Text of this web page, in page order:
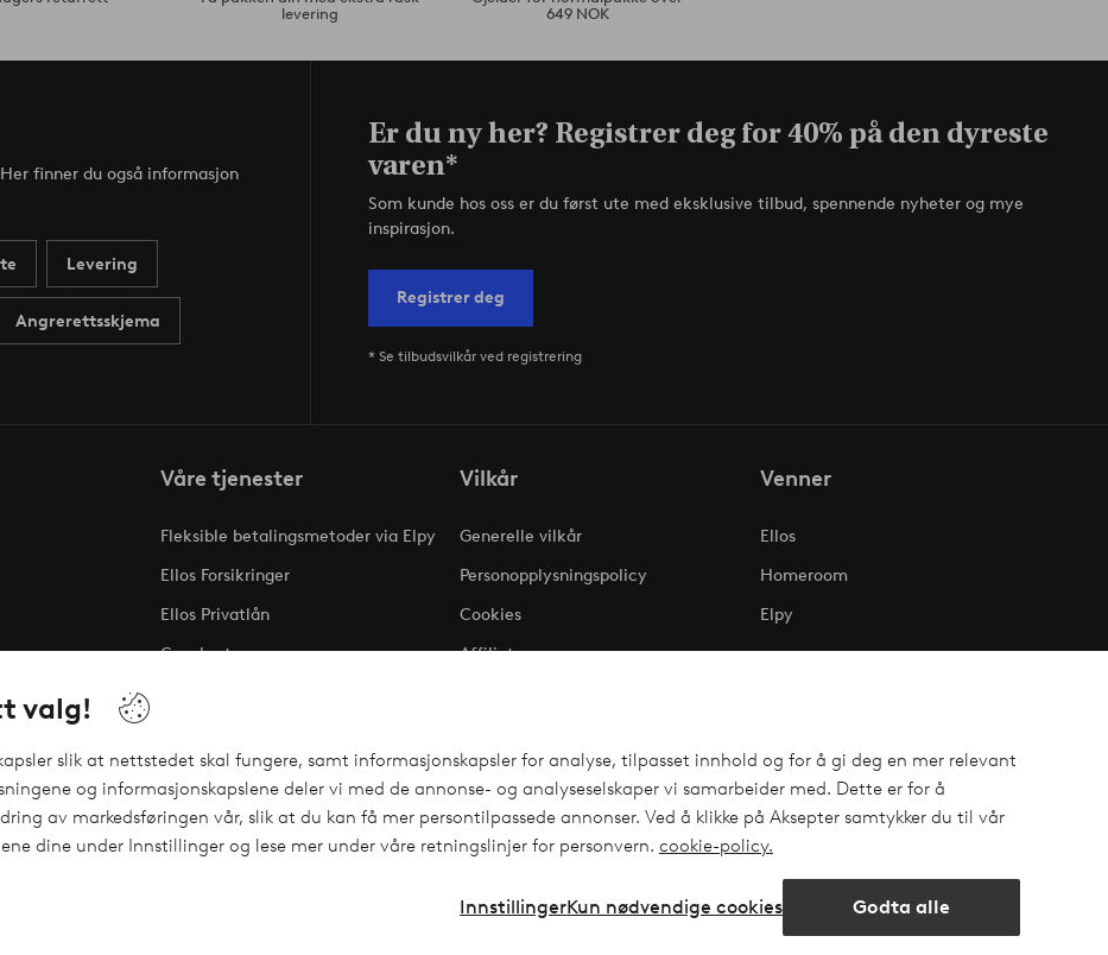
valg!
slik at nettstedet skal fungere, samt informasjonskapsler for analyse, tilpasset innhold og for å gi deg en mer relevant
og informasjonskapslene deler vi med de annonse- og analyseselskaper vi samarbeider med. Dette er for å
av markedsføringen vår, slik at du kan få mer persontilpassede annonser. Ved å klikke på Aksepter samtykker du til vår
dine under Innstillinger og lese mer under våre retningslinjer for personvern. cookie-policy.
Godta alle
Kun nødvendige cookies
Innstillinger
levering
649 NOK
finner du også informasjon
Levering
Angrerettsskjema
Er du ny her? Registrer deg for 40% på den dyreste
varen*
Som kunde hos oss er du først ute med eksklusive tilbud, spennende nyheter og mye
inspirasjon.
Registrer deg
* Se tilbudsvilkår ved registrering
Våre tjenester
Fleksible betalingsmetoder via Elpy
Ellos Forsikringer
Ellos Privatlån
Gavekort
Vilkår
Generelle vilkår
Personopplysningspolicy
Cookies
Affiliate
Venner
Ellos
Homeroom
Elpy
elpy
InstagramFacebook